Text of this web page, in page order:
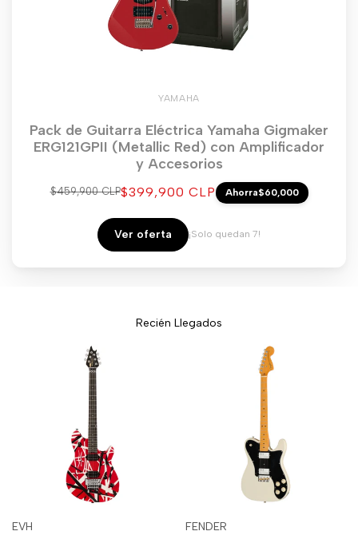
YAMAHA
Pack de Guitarra Eléctrica Yamaha Gigmaker
ERG121GPII (Metallic Red) con Amplificador
y Accesorios
Precio
$459,900 CLPPrecio
venta
$399,900 CLP Ahorra$60,000
Ver oferta ¡Solo quedan 7!
Recién Llegados
sesión
Proveedor:
EVH
sesión
sesión
Vista
Proveedor:
FENDER